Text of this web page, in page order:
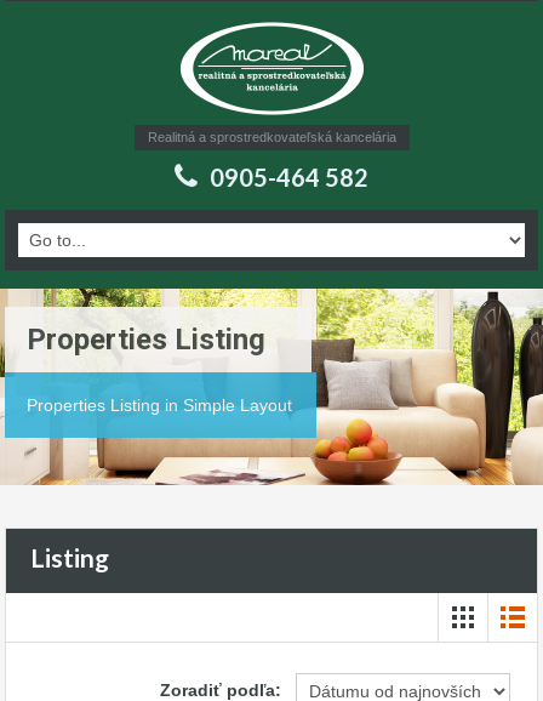
Realitná a sprostredkovateľská kancelária
0905-464 582
Properties Listing
Properties Listing in Simple Layout
Listing
Zoradiť podľa: